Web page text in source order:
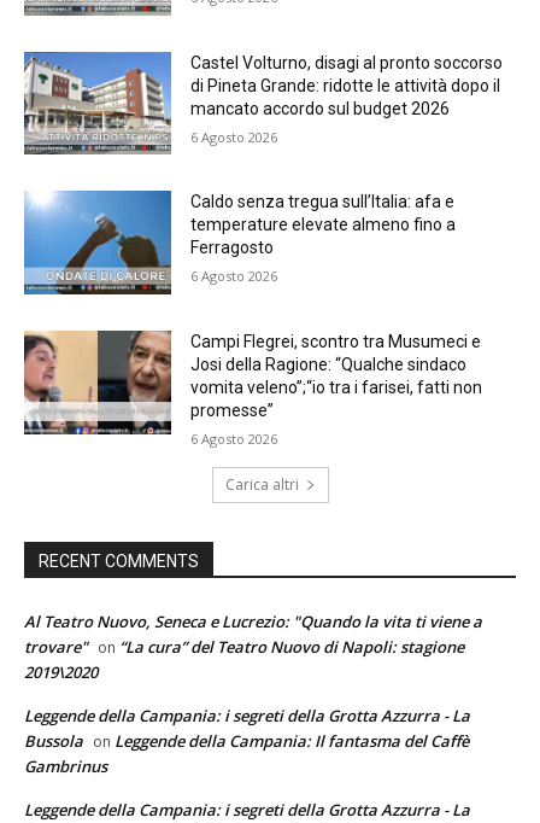
Castel Volturno, disagi al pronto soccorso
di Pineta Grande: ridotte le attività dopo il
mancato accordo sul budget 2026
6 Agosto 2026
Caldo senza tregua sull’Italia: afa e
temperature elevate almeno fino a
Ferragosto
6 Agosto 2026
Campi Flegrei, scontro tra Musumeci e
Josi della Ragione: “Qualche sindaco
vomita veleno”;“io tra i farisei, fatti non
promesse”
6 Agosto 2026
Carica altri
RECENT COMMENTS
Al Teatro Nuovo, Seneca e Lucrezio: "Quando la vita ti viene a
trovare" on “La cura” del Teatro Nuovo di Napoli: stagione
2019\2020
Leggende della Campania: i segreti della Grotta Azzurra - La
Bussola on Leggende della Campania: Il fantasma del Caffè
Gambrinus
Leggende della Campania: i segreti della Grotta Azzurra - La